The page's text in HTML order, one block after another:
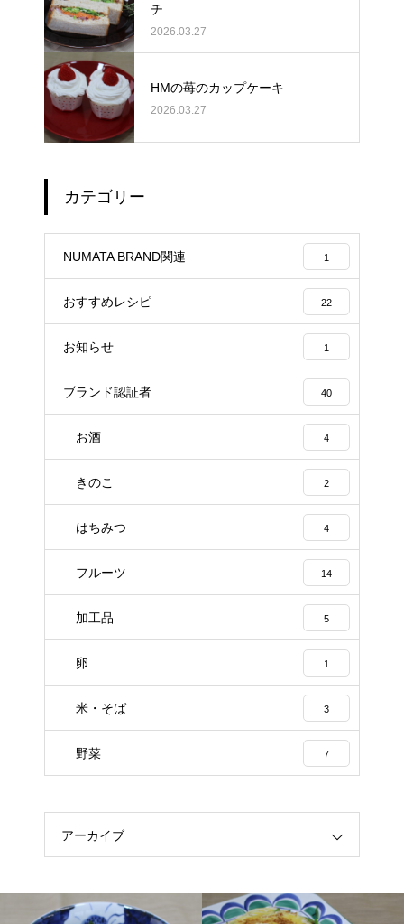
チ
2026.03.27
HMの苺のカップケーキ
2026.03.27
カテゴリー
NUMATA BRAND関連 1
おすすめレシピ 22
お知らせ 1
ブランド認証者 40
お酒 4
きのこ 2
はちみつ 4
フルーツ 14
加工品 5
卵 1
米・そば 3
野菜 7
アーカイブ